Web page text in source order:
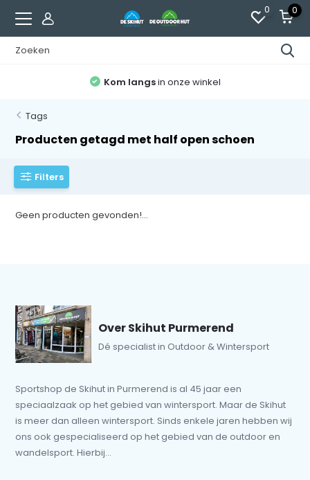
0 0
Kom langsin onze winkel
Tags
Producten getagd met half open schoen
Filters
Geen producten gevonden!...
Over Skihut Purmerend
Dé specialist in Outdoor & Wintersport
Sportshop de Skihut in Purmerend is al 45 jaar een
speciaalzaak op het gebied van wintersport. Maar de Skihut
is meer dan alleen wintersport. Sinds enkele jaren hebben wij
ons ook gespecialiseerd op het gebied van de outdoor en
wandelsport. Hierbij...